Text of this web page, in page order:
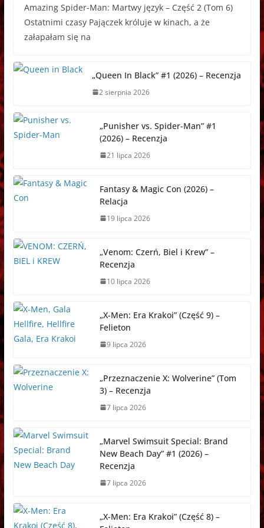
c
e
b
o
s
s
e
g
a
t
s
p
d
d
s
t
o
a
p
a
r
e
s
Amazing Spider-Man: Martwy język – Część 2 (Tom 6)
Ostatnimi czasy Pajączek króluje w kinach, a że
załapałam się na
„Queen In Black” #1 (2026) – Recenzja
2 sierpnia 2026
„Punisher vs. Spider-Man” #1
(2026) – Recenzja
21 lipca 2026
Fantasy & Magic Con (2026) –
Relacja
19 lipca 2026
„Venom: Czerń, Biel i Krew” –
Recenzja
10 lipca 2026
„X-Men: Era Krakoi” (Część 9) –
Felieton
9 lipca 2026
„Przeznaczenie X: Wolverine” (Tom
3) – Recenzja
7 lipca 2026
„Marvel Swimsuit Special: Brand
New Beach Day” #1 (2026) –
Recenzja
7 lipca 2026
„X-Men: Era Krakoi” (Część 8) –